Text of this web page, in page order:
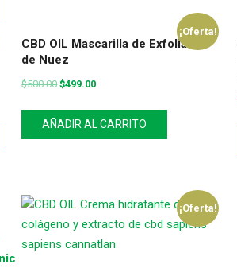
¡Oferta!
CBD OIL Mascarilla de Exfoliante
de Nuez
$500.00 $499.00
AÑADIR AL CARRITO
¡Oferta!
Precio
mínimo
Precio
máximo